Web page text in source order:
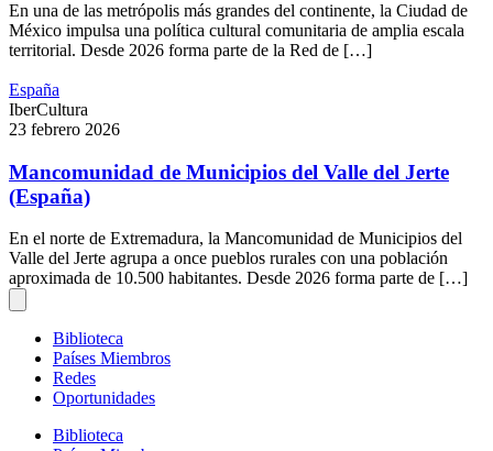
En una de las metrópolis más grandes del continente, la Ciudad de
México impulsa una política cultural comunitaria de amplia escala
territorial. Desde 2026 forma parte de la Red de […]
España
IberCultura
23 febrero 2026
Mancomunidad de Municipios del Valle del Jerte
(España)
En el norte de Extremadura, la Mancomunidad de Municipios del
Valle del Jerte agrupa a once pueblos rurales con una población
aproximada de 10.500 habitantes. Desde 2026 forma parte de […]
Biblioteca
Países Miembros
Redes
Oportunidades
Biblioteca